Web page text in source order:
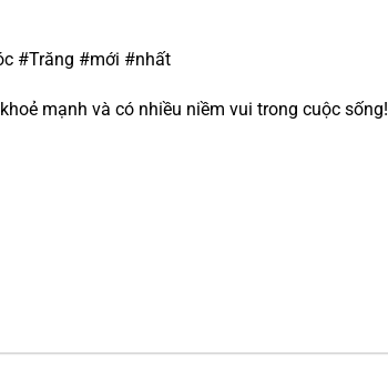
#Trăng #mới #nhất
mạnh và có nhiều niềm vui trong cuộc sống!